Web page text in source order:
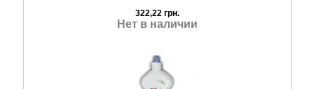
322,22 грн.
Нет в наличии